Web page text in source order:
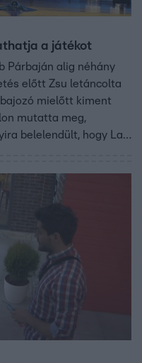
a játékot
Párbaján alig néhány
előtt Zsu letáncolta
mielőtt kiment
mutatta meg,
belelendült, hogy Laci